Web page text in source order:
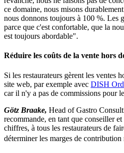
ce domaine, nous misons
nous donnons toujours à 100 %. Les
parce que c'est confortable, que la
est toujours abordable".
Réduire les coûts de la vente hors
Si les restaurateurs gèrent les ventes
site web, par exemple avec DISH
car il n'y a pas de commissions pour
Götz Braake, Head of Gastro
recommande, en tant que conseiller
chiffres, à tous les restaurateurs de
déterminer les marges de contribution